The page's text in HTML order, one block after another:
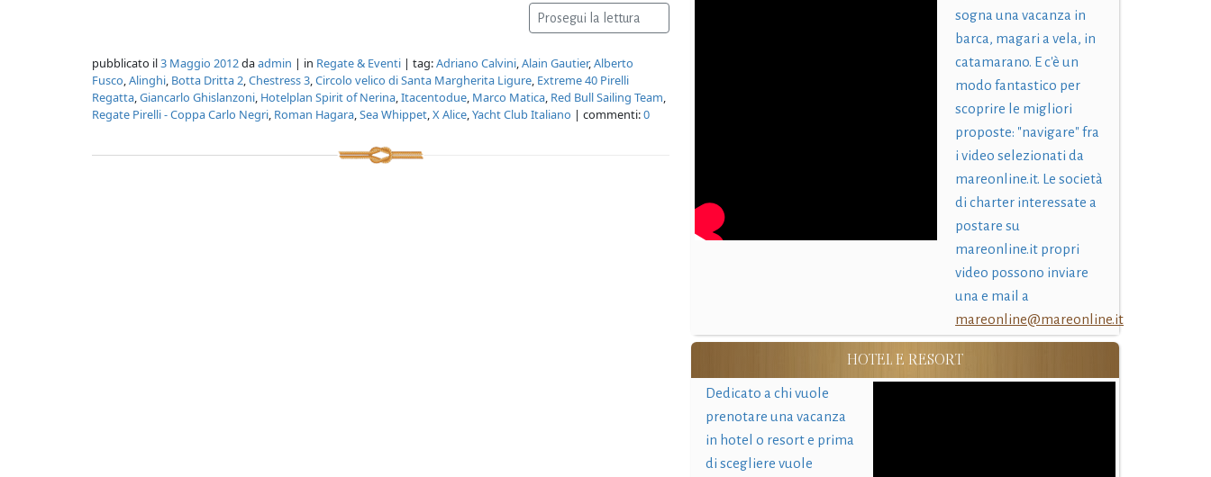
Prosegui la lettura
pubblicato il3 Maggio 2012daadmin | in Regate & Eventi | tag:Adriano Calvini,Alain Gautier,Alberto
Fusco,Alinghi, Botta Dritta 2,Chestress 3,Circolo velico di Santa Margherita Ligure, Extreme 40 Pirelli
Regatta,Giancarlo Ghislanzoni, Hotelplan Spirit of Nerina,Itacentodue, Marco Matica, Red Bull Sailing Team,
Regate Pirelli - Coppa Carlo Negri, Roman Hagara,Sea Whippet,X Alice,Yacht Club Italiano | commenti:0
sogna una vacanza in
barca, magari a vela, in
catamarano. E c'è un
modo fantastico per
scoprire le migliori
proposte: "navigare" fra
i video selezionati da
mareonline.it. Le società
di charter interessate a
postare su
mareonline.it propri
video possono inviare
una e mail a
mareonline@mareonline.it
HOTEL E RESORT
Dedicato a chi vuole
prenotare una vacanza
in hotel o resort e prima
di scegliere vuole